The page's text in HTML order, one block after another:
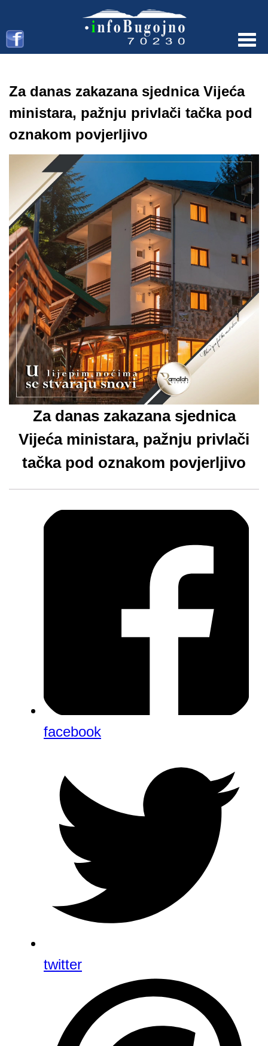
Za danas zakazana sjednica Vijeća
ministara, pažnju privlači tačka pod
oznakom povjerljivo
Za danas zakazana sjednica
Vijeća ministara, pažnju privlači
tačka pod oznakom povjerljivo
facebook
twitter